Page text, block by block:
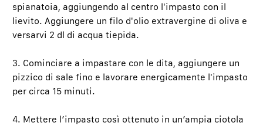
spianatoia, aggiungendo al centro l'impasto con il
lievito. Aggiungere un filo d'olio extravergine di oliva e
versarvi 2 dl di acqua tiepida.
3. Cominciare a impastare con le dita, aggiungere un
pizzico di sale fino e lavorare energicamente l'impasto
per circa 15 minuti.
4. Mettere l’impasto così ottenuto in un’ampia ciotola